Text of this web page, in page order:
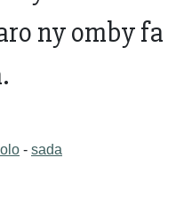
ny omby fa
- sada